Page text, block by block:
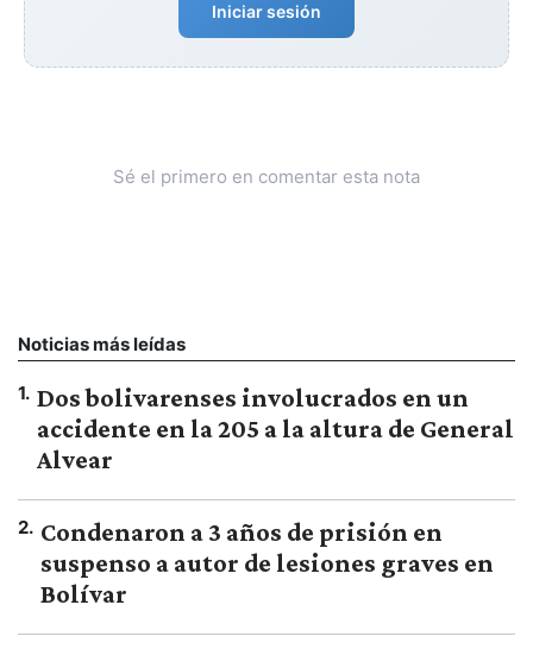
Iniciar sesión
Sé el primero en comentar esta nota
Noticias más leídas
1. Dos bolivarenses involucrados en un
accidente en la 205 a la altura de General
Alvear
2. Condenaron a 3 años de prisión en
suspenso a autor de lesiones graves en
Bolívar